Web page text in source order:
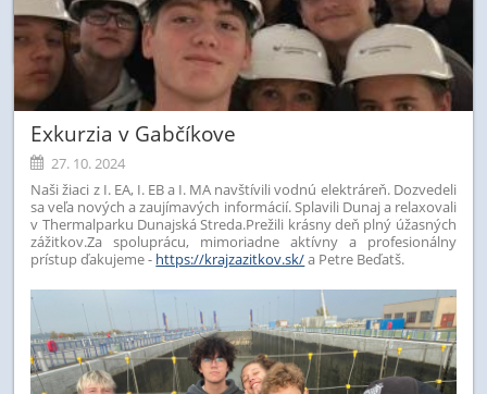
Exkurzia v Gabčíkove
27. 10. 2024
Naši žiaci z I. EA, I. EB a I. MA navštívili vodnú elektráreň. Dozvedeli
sa veľa nových a zaujímavých informácií. Splavili Dunaj a relaxovali
v Thermalparku Dunajská Streda.Prežili krásny deň plný úžasných
zážitkov.Za spoluprácu, mimoriadne aktívny a profesionálny
prístup ďakujeme - https://krajzazitkov.sk/a Petre Beďatš.